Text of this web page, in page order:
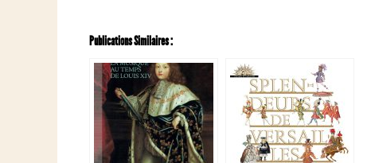
Publications Similaires :